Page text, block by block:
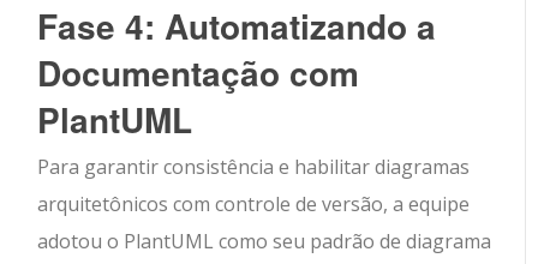
Fase 4: Automatizando a
Documentação com
PlantUML
Para garantir consistência e habilitar diagramas
arquitetônicos com controle de versão, a equipe
adotou o PlantUML como seu padrão de diagrama